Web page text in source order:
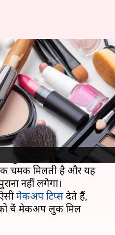
फ्रेंच मेकअप
लुक
pm
विशेषताओं को उजागर
कर सकता है।
बनाना जरूरी है। इस
चमक मिलती है और यह
नहीं लगेगा।
मेकअप टिप्सदेते हैं,
फ्रेंच मेकअप लुक मिल